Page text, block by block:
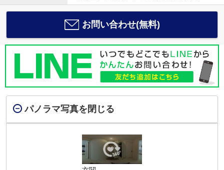
お問い合わせ(無料)
パノラマ写真を閉じる